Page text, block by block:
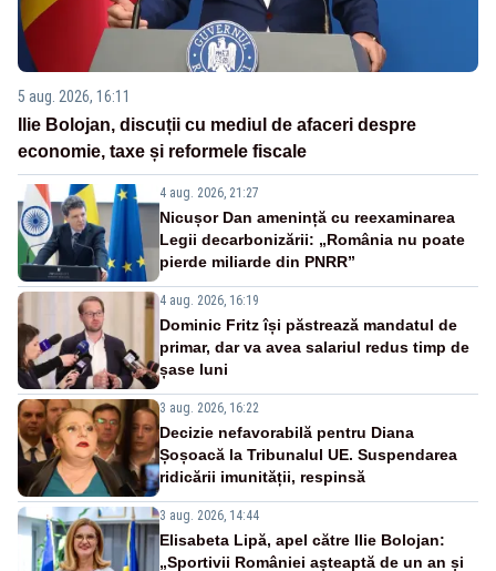
5 aug. 2026, 16:11
Ilie Bolojan, discuții cu mediul de afaceri despre
economie, taxe și reformele fiscale
4 aug. 2026, 21:27
Nicușor Dan amenință cu reexaminarea
Legii decarbonizării: „România nu poate
pierde miliarde din PNRR”
4 aug. 2026, 16:19
Dominic Fritz își păstrează mandatul de
primar, dar va avea salariul redus timp de
șase luni
3 aug. 2026, 16:22
Decizie nefavorabilă pentru Diana
Șoșoacă la Tribunalul UE. Suspendarea
ridicării imunității, respinsă
3 aug. 2026, 14:44
Elisabeta Lipă, apel către Ilie Bolojan:
„Sportivii României așteaptă de un an și